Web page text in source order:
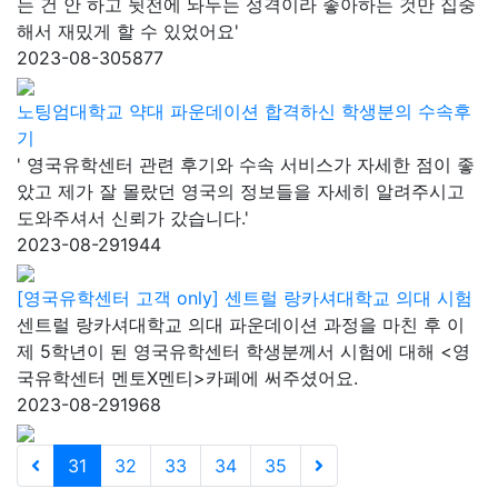
는 건 안 하고 뒷전에 놔두는 성격이라 좋아하는 것만 집중
해서 재밌게 할 수 있었어요'
2023-08-305877
노팅엄대학교 약대 파운데이션 합격하신 학생분의 수속후
기
' 영국유학센터 관련 후기와 수속 서비스가 자세한 점이 좋
았고 제가 잘 몰랐던 영국의 정보들을 자세히 알려주시고
도와주셔서 신뢰가 갔습니다.'
2023-08-291944
[영국유학센터 고객 only] 센트럴 랑카셔대학교 의대 시험
센트럴 랑카셔대학교 의대 파운데이션 과정을 마친 후 이
제 5학년이 된 영국유학센터 학생분께서 시험에 대해 <영
국유학센터 멘토X멘티>카페에 써주셨어요.
2023-08-291968
31 32 33 34 35